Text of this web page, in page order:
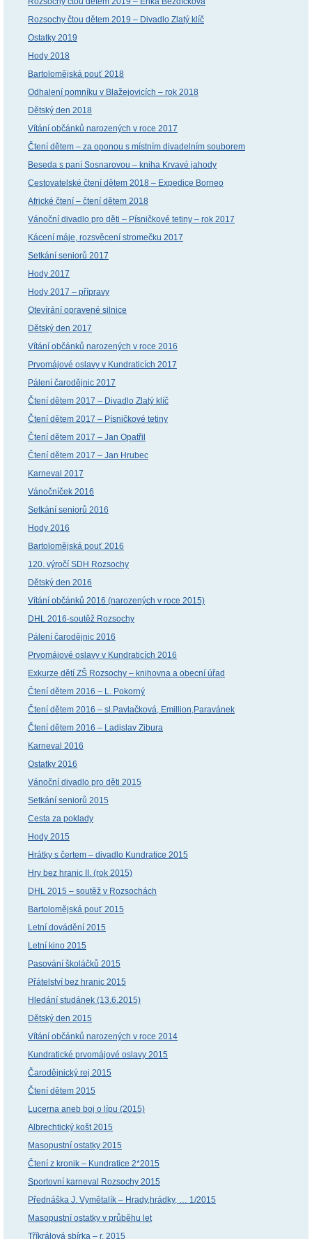
Rozsochy čtou dětem 2019 – Divadlo Zlatý klíč
Ostatky 2019
Hody 2018
Bartolomějská pouť 2018
Odhalení pomníku v Blažejovicích – rok 2018
Dětský den 2018
Vítání občánků narozených v roce 2017
Čtení dětem – za oponou s místním divadelním souborem
Beseda s paní Sosnarovou – kniha Krvavé jahody
Cestovatelské čtení dětem 2018 – Expedice Borneo
Africké čtení – čtení dětem 2018
Vánoční divadlo pro děti – Písničkové tetiny – rok 2017
Kácení máje, rozsvěcení stromečku 2017
Setkání seniorů 2017
Hody 2017
Hody 2017 – přípravy
Otevírání opravené silnice
Dětský den 2017
Vítání občánků narozených v roce 2016
Prvomájové oslavy v Kundraticích 2017
Pálení čarodějnic 2017
Čtení dětem 2017 – Divadlo Zlatý klíč
Čtení dětem 2017 – Písničkové tetiny
Čtení dětem 2017 – Jan Opatřil
Čtení dětem 2017 – Jan Hrubec
Karneval 2017
Vánočníček 2016
Setkání seniorů 2016
Hody 2016
Bartolomějská pouť 2016
120. výročí SDH Rozsochy
Dětský den 2016
Vítání občánků 2016 (narozených v roce 2015)
DHL 2016-soutěž Rozsochy
Pálení čarodějnic 2016
Prvomájové oslavy v Kundraticích 2016
Exkurze dětí ZŠ Rozsochy – knihovna a obecní úřad
Čtení dětem 2016 – L. Pokorný
Čtení dětem 2016 – sl.Pavlačková, Emillion,Paravánek
Čtení dětem 2016 – Ladislav Zibura
Karneval 2016
Ostatky 2016
Vánoční divadlo pro děti 2015
Setkání seniorů 2015
Cesta za poklady
Hody 2015
Hrátky s čertem – divadlo Kundratice 2015
Hry bez hranic II. (rok 2015)
DHL 2015 – soutěž v Rozsochách
Bartolomějská pouť 2015
Letní dovádění 2015
Letní kino 2015
Pasování školáčků 2015
Přátelství bez hranic 2015
Hledání studánek (13.6.2015)
Dětský den 2015
Vítání občánků narozených v roce 2014
Kundratické prvomájové oslavy 2015
Čarodějnický rej 2015
Čtení dětem 2015
Lucerna aneb boj o lípu (2015)
Albrechtický košt 2015
Masopustní ostatky 2015
Čtení z kronik – Kundratice 2*2015
Sportovní karneval Rozsochy 2015
Přednáška J. Vymětalík – Hrady,hrádky, … 1/2015
Masopustní ostatky v průběhu let
Tříkrálová sbírka – r. 2015